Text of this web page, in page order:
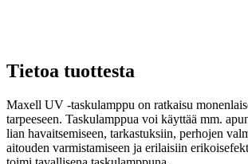
Tietoa tuottesta
Maxell UV -taskulamppu on ratkaisu
tarpeeseen. Taskulamppua voi käyttää mm.
lian havaitsemiseen, tarkastuksiin, perhojen
aitouden varmistamiseen ja erilaisiin